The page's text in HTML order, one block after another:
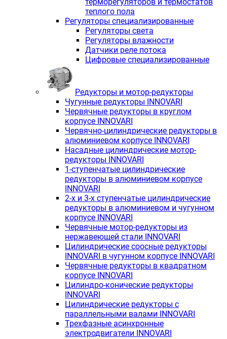
теплого пола
Регуляторы специализированные
Регуляторы света
Регуляторы влажности
Датчики реле потока
Цифровые специализированные
Редукторы и мотор-редукторы
Чугунные редукторы INNOVARI
Червячные редукторы в круглом
корпусе INNOVARI
Червячно-цилиндрические редукторы в
алюминиевом корпусе INNOVARI
Насадные цилиндрические мотор-
редукторы INNOVARI
1-ступенчатые цилиндрические
редукторы в алюминиевом корпусе
INNOVARI
2-х и 3-х ступенчатые цилиндрические
редукторы в алюминиевом и чугунном
корпусе INNOVARI
Червячные мотор-редукторы из
нержавеющей стали INNOVARI
Цилиндрические соосные редукторы
INNOVARI в чугунном корпусе INNOVARI
Червячные редукторы в квадратном
корпусе INNOVARI
Цилиндро-конические редукторы
INNOVARI
Цилиндрические редукторы с
параллельными валами INNOVARI
Трехфазные асинхронные
электродвигатели INNOVARI